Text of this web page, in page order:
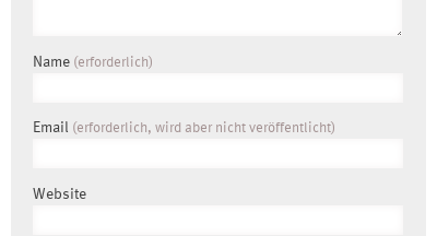
Name (erforderlich)
Email (erforderlich, wird aber nicht veröffentlicht)
Website